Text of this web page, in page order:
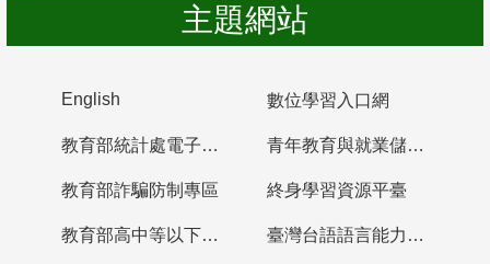
主題網站
English 數位學習入口網
教育部統計處電子書櫃 青年教育與就業儲蓄帳戶
教育部詐騙防制專區 終身學習資源平臺
教育部高中等以下學校及幼兒園教師資格檢定考試 臺灣台語語言能力認證網站